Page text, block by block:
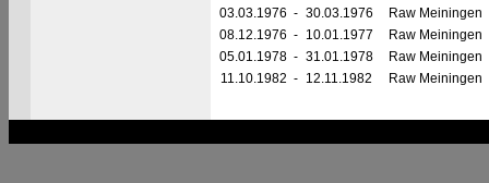
03.03.1976 - 30.03.1976
Raw Meiningen
08.12.1976 - 10.01.1977
Raw Meiningen
05.01.1978 - 31.01.1978
Raw Meiningen
11.10.1982 - 12.11.1982 Raw Meiningen